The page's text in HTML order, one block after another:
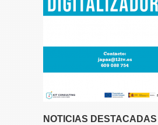
NOTICIAS DESTACADAS